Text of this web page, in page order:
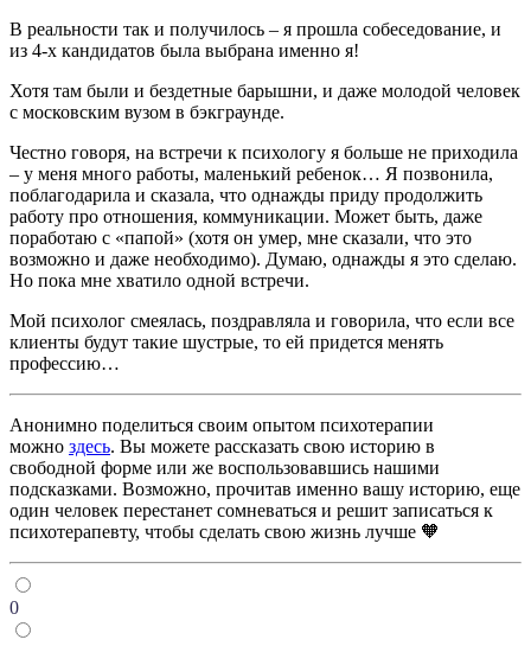
В реальности так и получилось – я прошла собеседование, и
из 4-х кандидатов была выбрана именно я!
Хотя там были и бездетные барышни, и даже молодой человек
с московским вузом в бэкграунде.
Честно говоря, на встречи к психологу я больше не приходила
– у меня много работы, маленький ребенок… Я позвонила,
поблагодарила и сказала, что однажды приду продолжить
работу про отношения, коммуникации. Может быть, даже
поработаю с «папой» (хотя он умер, мне сказали, что это
возможно и даже необходимо). Думаю, однажды я это сделаю.
Но пока мне хватило одной встречи.
Мой психолог смеялась, поздравляла и говорила, что если все
клиенты будут такие шустрые, то ей придется менять
профессию…
Анонимно поделиться своим опытом психотерапии
можно здесь. Вы можете рассказать свою историю в
свободной форме или же воспользовавшись нашими
подсказками. Возможно, прочитав именно вашу историю, еще
один человек перестанет сомневаться и решит записаться к
психотерапевту, чтобы сделать свою жизнь лучше 🧡
0